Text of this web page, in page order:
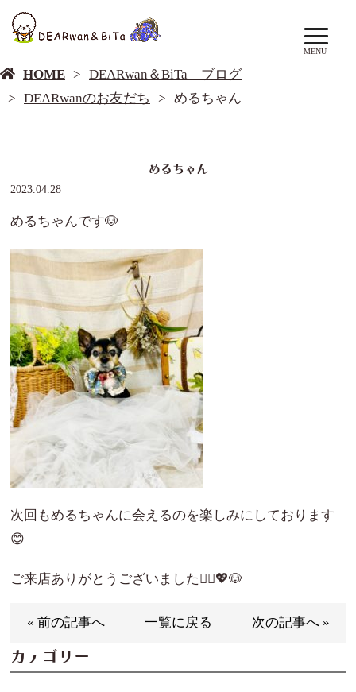
MENU
HOME
DEARwan＆BiTa ブログ
DEARwanのお友だち
めるちゃん
めるちゃん
2023.04.28
めるちゃんです🐶
次回もめるちゃんに会えるのを楽しみにしております
😊
ご来店ありがとうございました🙇‍♀️💖🐶
« 前の記事へ 一覧に戻る 次の記事へ »
カテゴリー